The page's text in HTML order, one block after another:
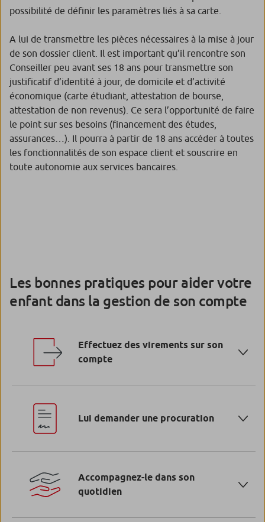
possibilité de définir les paramètres liés à sa carte.
A lui de transmettre les pièces nécessaires à la mise à jour
de son dossier client. Il est important qu’il rencontre son
Conseiller peu avant ses 18 ans pour transmettre son
justificatif d’identité à jour, de domicile et d’activité
économique (carte étudiant, attestation de bourse,
attestation de non revenus). Ce sera l’opportunité de faire
le point sur ses besoins (financement des études,
assurances…). Il pourra à partir de 18 ans accéder à toutes
les fonctionnalités de son espace client et souscrire en
toute autonomie aux services bancaires.
Les bonnes pratiques pour aider votre
enfant dans la gestion de son compte
Effectuez des virements sur son
compte
virements sur son compte pourra l’aider à maintenir
un solde positif.Lui demander une procuration
opérations bancaires en son nom et à accéder aux
informations de son compte. Vous conservez ainsi un
enfant depuis votre espace client personnel.
Accompagnez-le dans son
quotidien